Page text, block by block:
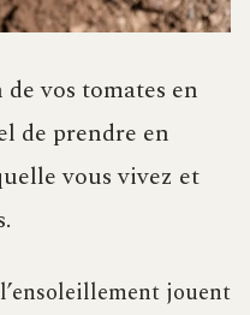
vos tomates en
de prendre en
vous vivez et
jouent